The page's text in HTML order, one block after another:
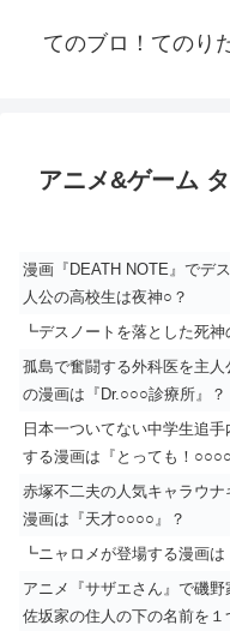
てのブロ！てのり
アニメ&ゲーム
漫画『DEATH NOTE』でデ
人公の高校生は夜神○？
┗デスノートを落とした死
孤島で奮闘する外科医を主
の漫画は『Dr.○○○診療所』？
日本一ついてない中学生追手
する漫画は『とっても！
赤塚不二夫の人気キャラウナ
漫画は『天才○○○○』？
┗ニャロメが登場する漫画
アニメ『サザエさん』で磯
佐坂家の住人の下の名前を１